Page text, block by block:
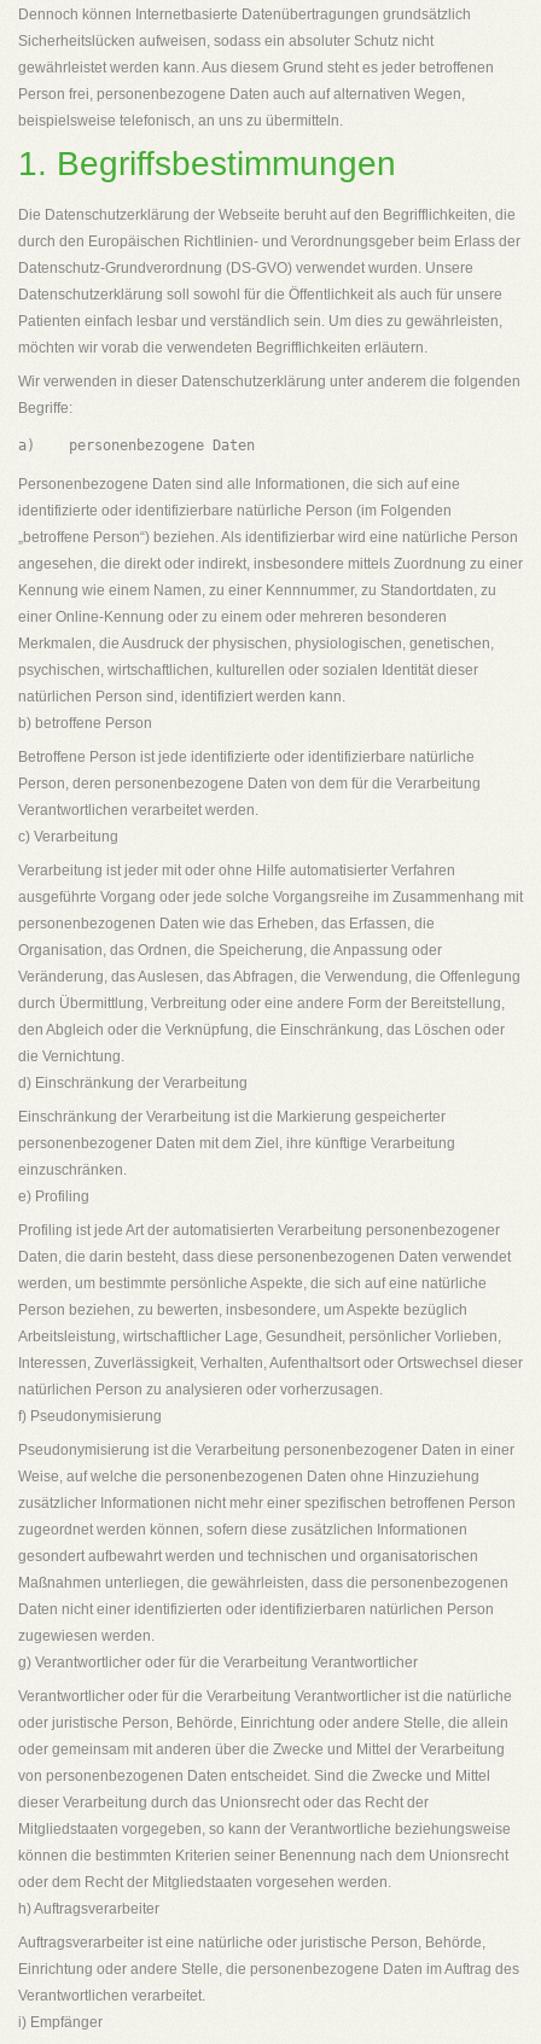
Dennoch können Internetbasierte Datenübertragungen grundsätzlich
Sicherheitslücken aufweisen, sodass ein absoluter Schutz nicht
gewährleistet werden kann. Aus diesem Grund steht es jeder betroffenen
Person frei, personenbezogene Daten auch auf alternativen Wegen,
beispielsweise telefonisch, an uns zu übermitteln.
1. Begriffsbestimmungen
Die Datenschutzerklärung der Webseite beruht auf den Begrifflichkeiten, die
durch den Europäischen Richtlinien- und Verordnungsgeber beim Erlass der
Datenschutz-Grundverordnung (DS-GVO) verwendet wurden. Unsere
Datenschutzerklärung soll sowohl für die Öffentlichkeit als auch für unsere
Patienten einfach lesbar und verständlich sein. Um dies zu gewährleisten,
möchten wir vorab die verwendeten Begrifflichkeiten erläutern.
Wir verwenden in dieser Datenschutzerklärung unter anderem die folgenden
Begriffe:
Personenbezogene Daten sind alle Informationen, die sich auf eine
identifizierte oder identifizierbare natürliche Person (im Folgenden
„betroffene Person“) beziehen. Als identifizierbar wird eine natürliche Person
angesehen, die direkt oder indirekt, insbesondere mittels Zuordnung zu einer
Kennung wie einem Namen, zu einer Kennnummer, zu Standortdaten, zu
einer Online-Kennung oder zu einem oder mehreren besonderen
Merkmalen, die Ausdruck der physischen, physiologischen, genetischen,
psychischen, wirtschaftlichen, kulturellen oder sozialen Identität dieser
natürlichen Person sind, identifiziert werden kann.
b) betroffene Person
Betroffene Person ist jede identifizierte oder identifizierbare natürliche
Person, deren personenbezogene Daten von dem für die Verarbeitung
Verantwortlichen verarbeitet werden.
c) Verarbeitung
Verarbeitung ist jeder mit oder ohne Hilfe automatisierter Verfahren
ausgeführte Vorgang oder jede solche Vorgangsreihe im Zusammenhang mit
personenbezogenen Daten wie das Erheben, das Erfassen, die
Organisation, das Ordnen, die Speicherung, die Anpassung oder
Veränderung, das Auslesen, das Abfragen, die Verwendung, die Offenlegung
durch Übermittlung, Verbreitung oder eine andere Form der Bereitstellung,
den Abgleich oder die Verknüpfung, die Einschränkung, das Löschen oder
die Vernichtung.
d) Einschränkung der Verarbeitung
Einschränkung der Verarbeitung ist die Markierung gespeicherter
personenbezogener Daten mit dem Ziel, ihre künftige Verarbeitung
einzuschränken.
e) Profiling
Profiling ist jede Art der automatisierten Verarbeitung personenbezogener
Daten, die darin besteht, dass diese personenbezogenen Daten verwendet
werden, um bestimmte persönliche Aspekte, die sich auf eine natürliche
Person beziehen, zu bewerten, insbesondere, um Aspekte bezüglich
Arbeitsleistung, wirtschaftlicher Lage, Gesundheit, persönlicher Vorlieben,
Interessen, Zuverlässigkeit, Verhalten, Aufenthaltsort oder Ortswechsel dieser
natürlichen Person zu analysieren oder vorherzusagen.
f) Pseudonymisierung
Pseudonymisierung ist die Verarbeitung personenbezogener Daten in einer
Weise, auf welche die personenbezogenen Daten ohne Hinzuziehung
zusätzlicher Informationen nicht mehr einer spezifischen betroffenen Person
zugeordnet werden können, sofern diese zusätzlichen Informationen
gesondert aufbewahrt werden und technischen und organisatorischen
Maßnahmen unterliegen, die gewährleisten, dass die personenbezogenen
Daten nicht einer identifizierten oder identifizierbaren natürlichen Person
zugewiesen werden.
g) Verantwortlicher oder für die Verarbeitung Verantwortlicher
Verantwortlicher oder für die Verarbeitung Verantwortlicher ist die natürliche
oder juristische Person, Behörde, Einrichtung oder andere Stelle, die allein
oder gemeinsam mit anderen über die Zwecke und Mittel der Verarbeitung
von personenbezogenen Daten entscheidet. Sind die Zwecke und Mittel
dieser Verarbeitung durch das Unionsrecht oder das Recht der
Mitgliedstaaten vorgegeben, so kann der Verantwortliche beziehungsweise
können die bestimmten Kriterien seiner Benennung nach dem Unionsrecht
oder dem Recht der Mitgliedstaaten vorgesehen werden.
h) Auftragsverarbeiter
Auftragsverarbeiter ist eine natürliche oder juristische Person, Behörde,
Einrichtung oder andere Stelle, die personenbezogene Daten im Auftrag des
Verantwortlichen verarbeitet.
i) Empfänger